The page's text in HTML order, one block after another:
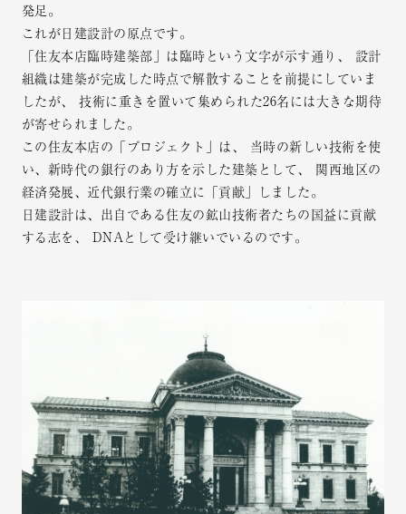
発足。
これが日建設計の原点です。
「住友本店臨時建築部」は臨時という文字が示す通り、
設計
組織は建築が完成した時点で解散することを前提にしていま
したが、
技術に重きを置いて集められた26名には大きな期待
が寄せられました。
この住友本店の「プロジェクト」は、
当時の新しい技術を使
い、新時代の銀行のあり方を示した建築として、
関西地区の
経済発展、近代銀行業の確立に「貢献」しました。
日建設計は、出自である住友の鉱山技術者たちの国益に貢献
する志を、
DNAとして受け継いでいるのです。